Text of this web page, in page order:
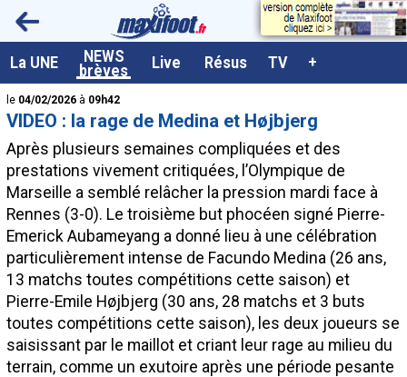
La UNE NEWS
brèves Live Résus TV +
<
le 04/02/2026 à 09h42
VIDEO : la rage de Medina et Højbjerg
Après plusieurs semaines compliquées et des
prestations vivement critiquées, l’Olympique de
Marseille a semblé relâcher la pression mardi face à
Rennes (3-0). Le troisième but phocéen signé Pierre-
Emerick Aubameyang a donné lieu à une célébration
particulièrement intense de Facundo Medina (26 ans,
13 matchs toutes compétitions cette saison) et
Pierre-Emile Højbjerg (30 ans, 28 matchs et 3 buts
toutes compétitions cette saison), les deux joueurs se
saisissant par le maillot et criant leur rage au milieu du
terrain, comme un exutoire après une période pesante
A la UNE
Dernières brèves
Live / Matchs en direct
Résultats et Classements
Class. buteurs européens
Programme TV foot
Vidéos
Sondages
Tableau transferts L1
Taille de la police